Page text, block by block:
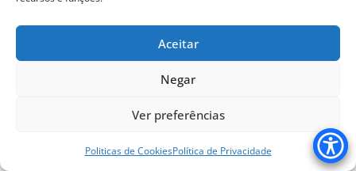
Aceitar
Negar
Ver preferências
Politicas de CookiesPolítica de Privacidade
possível. As mesas, projetadas para duas
pessoas, comportavam três e até quatro.
armários antigos com portas de vidros para
as pessoas visualizarem os títulos dos livros.
Do outro, janelas basculantes com
irregulares, incapazes de conter a claridade.